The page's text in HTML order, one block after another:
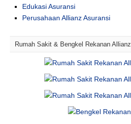
Edukasi Asuransi
Perusahaan Allianz Asuransi
Rumah Sakit & Bengkel Rekanan Allianz